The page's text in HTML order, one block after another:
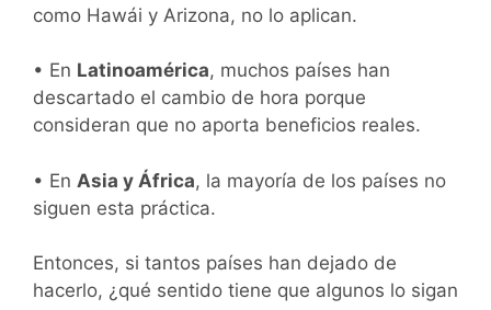
como Hawái y Arizona, no lo aplican.
• En Latinoamérica, muchos países han
descartado el cambio de hora porque
consideran que no aporta beneficios reales.
• En Asia y África, la mayoría de los países no
siguen esta práctica.
Entonces, si tantos países han dejado de
hacerlo, ¿qué sentido tiene que algunos lo sigan